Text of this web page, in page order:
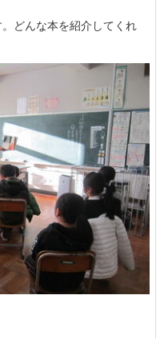
どんな本を紹介してくれ